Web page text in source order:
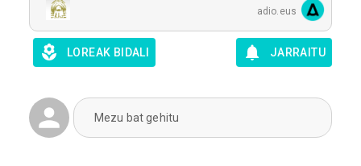
adio.eus
LOREAK BIDALI JARRAITU
Mezu bat gehitu